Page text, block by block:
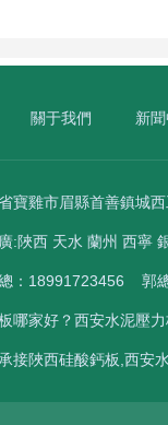
關于我們 新
寶雞市眉縣首善鎮城
:陜西 天水 蘭州 西寧
：18991723456 郭
哪家好？西安水泥壓
接陜西硅酸鈣板,西安